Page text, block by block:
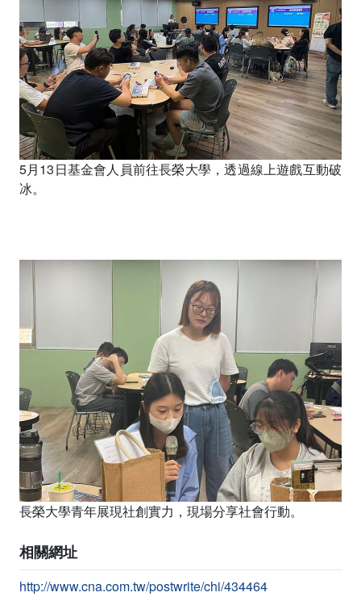
5月13日基金會人員前往長榮大學，透過線上遊戲互動破
冰。
長榮大學青年展現社創實力，現場分享社會行動。
相關網址
http://www.cna.com.tw/postwrite/chi/434464